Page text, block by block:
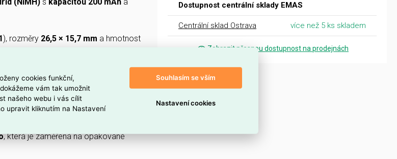
), rozměry 26,5 × 15,7 mm a hmotnost
BATERII?
metal hydrid), které umožňuje
, která je zaměřená na opakované
Dostupnost centrální sklady EMAS
Centrální sklad Ostrava více než 5 ks skladem
Zobrazit přesnou dostupnost na prodejnách
cookies funkční,
vám tak umožnit
našeho webu i vás cílit
upravit kliknutím na Nastavení
Souhlasím se vším
Nastavení cookies